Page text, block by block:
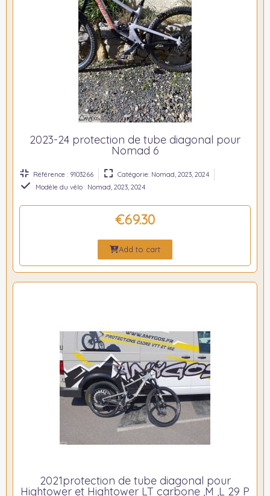
2023-24 protection de tube diagonal pour
Nomad 6
Référence : 9103266
Catégorie: Nomad, 2023, 2024
Modèle du vélo : Nomad, 2023, 2024
€69.30
Add to cart
2021protection de tube diagonal pour
Hightower et Hightower LT carbone ,M ,L 29 P